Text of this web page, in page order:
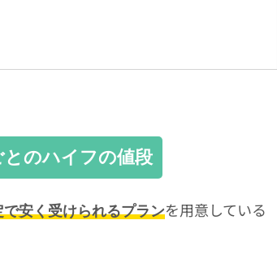
のハイフの値段
で安く受けられるプランを用意している